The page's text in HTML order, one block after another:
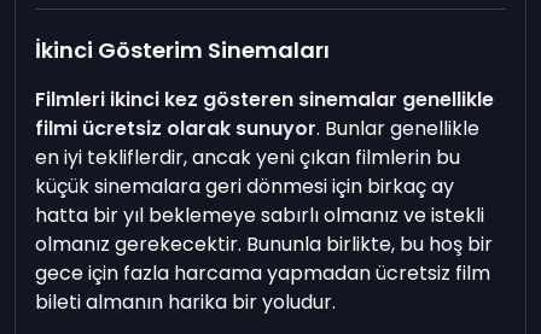
İkinci Gösterim Sinemaları
Filmleri ikinci kez gösteren sinemalar genellikle
filmi ücretsiz olarak sunuyor. Bunlar genellikle
en iyi tekliflerdir, ancak yeni çıkan filmlerin bu
küçük sinemalara geri dönmesi için birkaç ay
hatta bir yıl beklemeye sabırlı olmanız ve istekli
olmanız gerekecektir. Bununla birlikte, bu hoş bir
gece için fazla harcama yapmadan ücretsiz film
bileti almanın harika bir yoludur.